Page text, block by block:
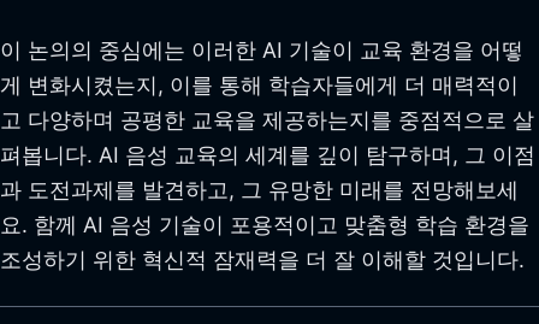
이 논의의 중심에는 이러한 AI 기술이 교육 환경을 어떻
게 변화시켰는지, 이를 통해 학습자들에게 더 매력적이
고 다양하며 공평한 교육을 제공하는지를 중점적으로 살
펴봅니다. AI 음성 교육의 세계를 깊이 탐구하며, 그 이점
과 도전과제를 발견하고, 그 유망한 미래를 전망해보세
요. 함께 AI 음성 기술이 포용적이고 맞춤형 학습 환경을
조성하기 위한 혁신적 잠재력을 더 잘 이해할 것입니다.